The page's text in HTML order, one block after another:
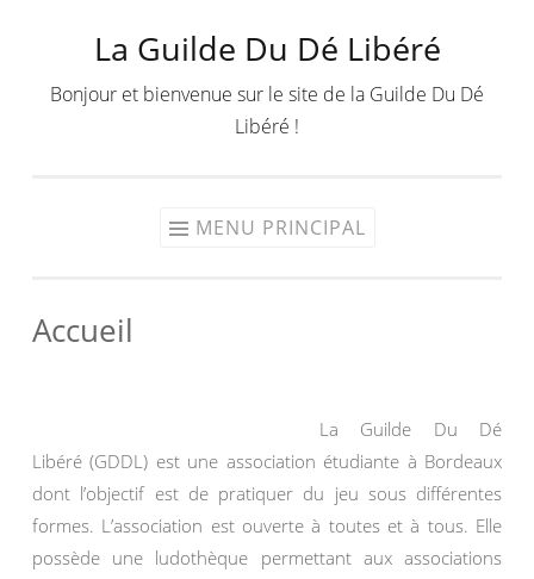
contenu
La Guilde Du Dé Libéré
Bonjour et bienvenue sur le site de la Guilde Du Dé
Libéré !
MENU PRINCIPAL
Accueil
La Guilde Du Dé
Libéré (GDDL) est une association étudiante à Bordeaux
dont l’objectif est de pratiquer du jeu sous différentes
formes. L’association est ouverte à toutes et à tous. Elle
possède une ludothèque permettant aux associations